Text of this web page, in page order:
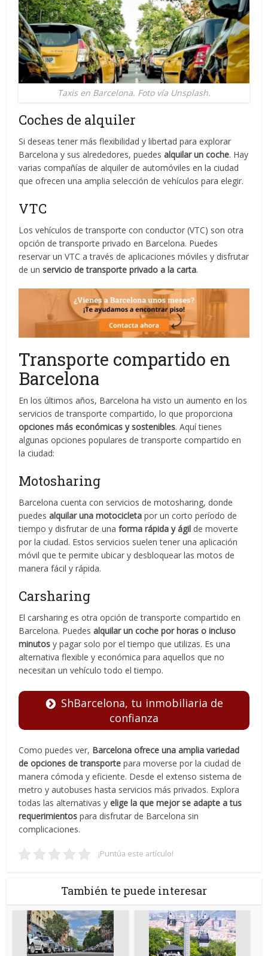
Taxis en Barcelona. Foto vía Unsplash.
Coches de alquiler
Si deseas tener más flexibilidad y libertad para explorar
Barcelona y sus alrededores, puedesalquilar un coche. Hay
varias compañías de alquiler de automóviles en la ciudad
que ofrecen una amplia selección de vehículos para elegir.
VTC
Los vehículos de transporte con conductor (VTC) son otra
opción de transporte privado en Barcelona. Puedes
reservar un VTC a través de aplicaciones móviles y disfrutar
de unservicio de transporte privado a la carta.
Transporte compartido en
Barcelona
En los últimos años, Barcelona ha visto un aumento en los
servicios de transporte compartido, lo que proporciona
opciones más económicas y sostenibles. Aquí tienes
algunas opciones populares de transporte compartido en
la ciudad:
Motosharing
Barcelona cuenta con servicios de motosharing, donde
puedesalquilar una motocicleta por un corto período de
tiempo y disfrutar de unaforma rápida y ágil de moverte
por la ciudad. Estos servicios suelen tener una aplicación
móvil que te permite ubicar y desbloquear las motos de
manera fácil y rápida.
Carsharing
El carsharing es otra opción de transporte compartido en
Barcelona. Puedesalquilar un coche por horas o incluso
minutos y pagar solo por el tiempo que utilizas. Es una
alternativa flexible y económica para aquellos que no
necesitan un vehículo todo el tiempo.
ShBarcelona, tu inmobiliaria de
confianza
Como puedes ver, Barcelona ofrece una amplia variedad
de opciones de transporte para moverse por la ciudad de
manera cómoda y eficiente. Desde el extenso sistema de
metro y autobuses hasta servicios más privados. Explora
todas las alternativas yelige la que mejor se adapte a tus
requerimientos para disfrutar de Barcelona sin
complicaciones.
¡Puntúa este artículo!
También te puede interesar